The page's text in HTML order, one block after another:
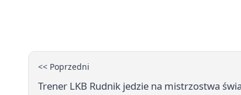
<< Poprzedni
Trener LKB Rudnik jedzie na mistrzostwa